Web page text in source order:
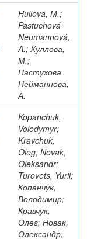
Hullová, M.;
Pastuchová
Neumannová,
A.; Хуллова,
М.;
Пастухова
Нейманнова,
А.
Kopanchuk,
Volodymyr;
Kravchuk,
Oleg; Novak,
Oleksandr;
Turovets, Yurii;
Копанчук,
Володимир;
Кравчук,
Олег; Новак,
Олександр;